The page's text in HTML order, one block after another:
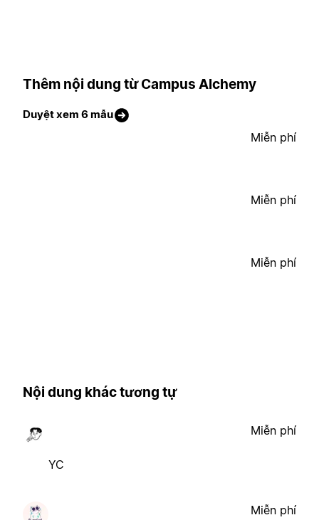
Thêm nội dung từ Campus Alchemy
Duyệt xem 6 mẫu
Miễn phí
Miễn phí
Miễn phí
Nội dung khác tương tự
YC
Miễn phí
Miễn phí